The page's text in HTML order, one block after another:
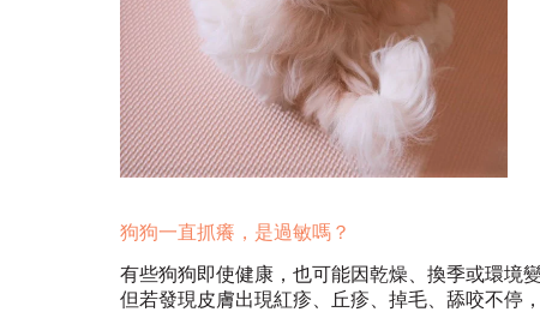
狗狗一直抓癢，是過敏嗎？
有些狗狗即使健康，也可能因乾燥、換季或環境
但若發現皮膚出現紅疹、丘疹、掉毛、舔咬不停